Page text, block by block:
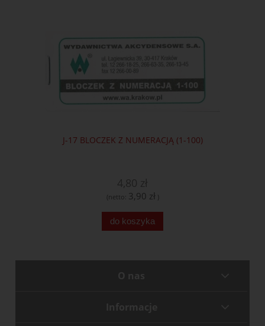
J-17 BLOCZEK Z NUMERACJĄ (1-100)
(netto: 3,90 zł )
do koszyka